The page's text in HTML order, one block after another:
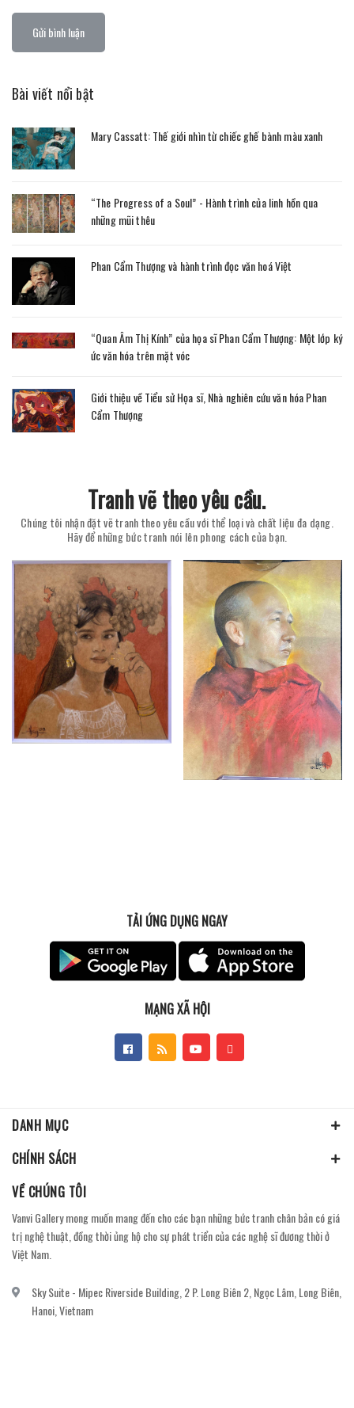
Gửi bình luận
Bài viết nổi bật
Mary Cassatt: Thế giới nhìn từ chiếc ghế bành màu xanh
“The Progress of a Soul” - Hành trình của linh hồn qua
những mũi thêu
Phan Cẩm Thượng và hành trình đọc văn hoá Việt
“Quan Âm Thị Kính” của họa sĩ Phan Cẩm Thượng: Một lớp ký
ức văn hóa trên mặt vóc
Giới thiệu về Tiểu sử Họa sĩ, Nhà nghiên cứu văn hóa Phan
Cẩm Thượng
Tranh vẽ theo yêu cầu.
Chúng tôi nhận đặt vẽ tranh theo yêu cầu với thể loại và chất liệu đa dạng.
Hãy để những bức tranh nói lên phong cách của bạn.
TẢI ỨNG DỤNG NGAY
MẠNG XÃ HỘI
DANH MỤC
CHÍNH SÁCH
VỀ CHÚNG TÔI
Vanvi Gallery mong muốn mang đến cho các bạn những bức tranh chân bản có giá
trị nghệ thuật, đồng thời ủng hộ cho sự phát triển của các nghệ sĩ đương thời ở
Việt Nam.
Sky Suite - Mipec Riverside Building, 2 P. Long Biên 2, Ngọc Lâm, Long Biên,
Hanoi, Vietnam